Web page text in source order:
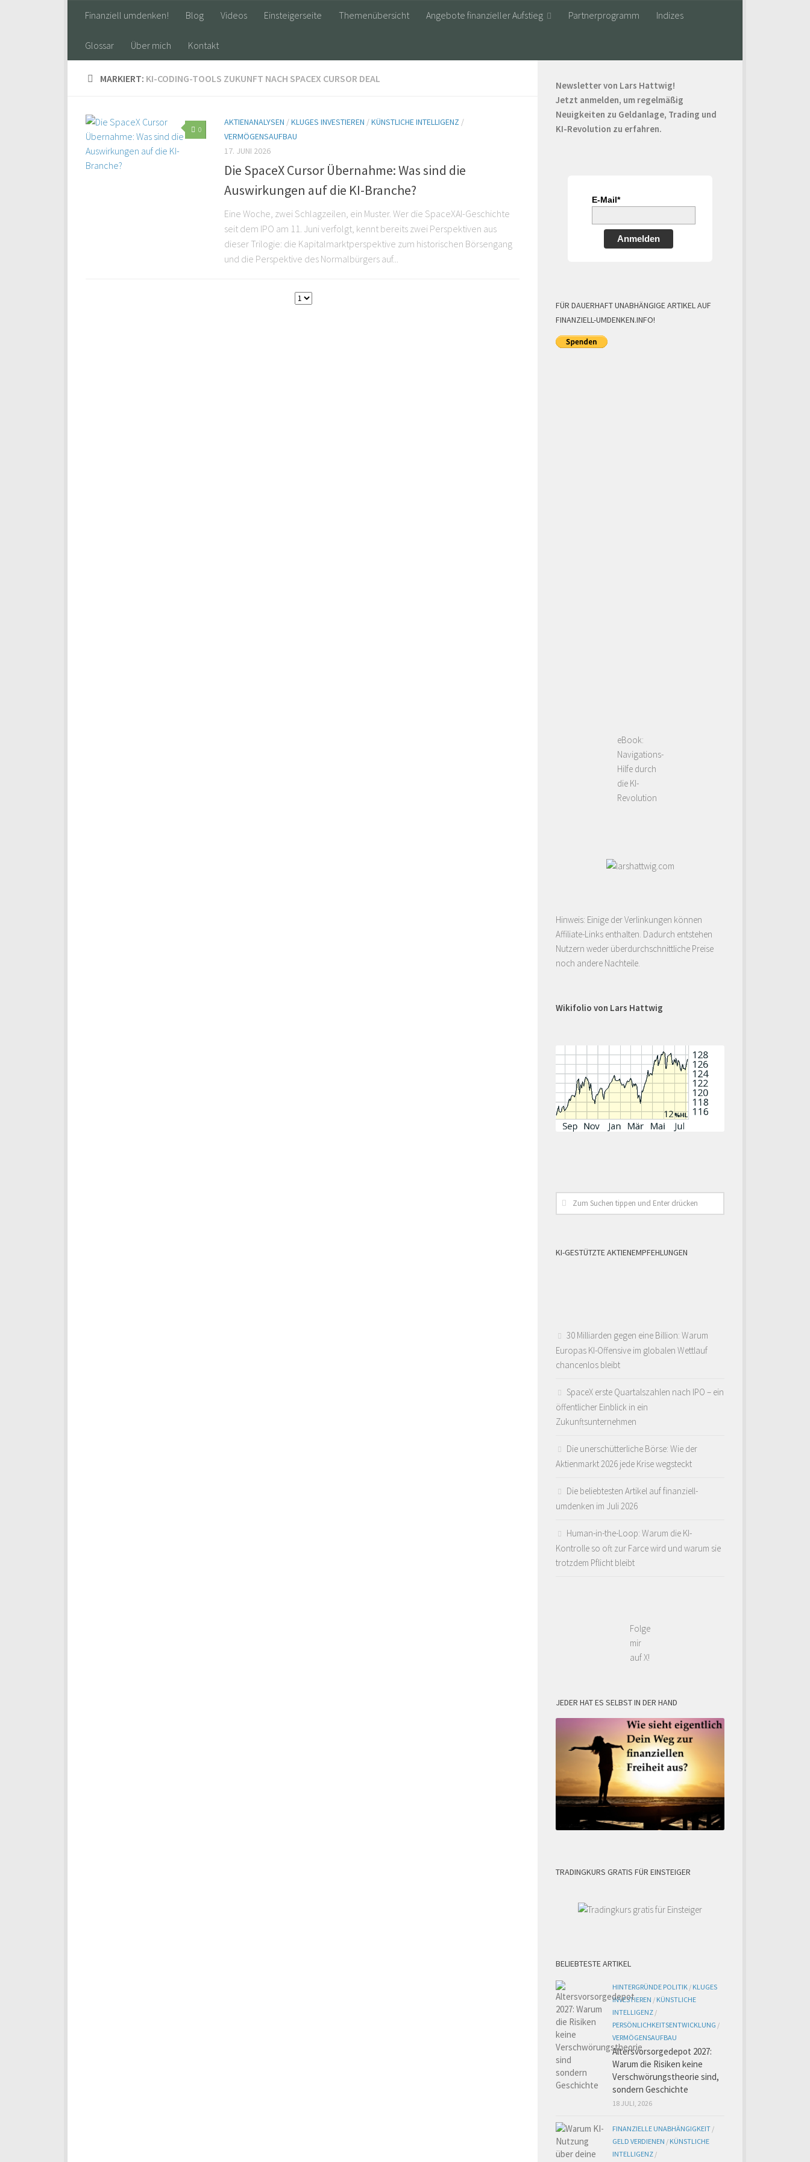
Finanziell umdenken! Blog Videos Einsteigerseite Themenübersicht Angebote finanzieller Aufstieg Partnerprogramm Indizes
Glossar Über mich Kontakt
MARKIERT: KI-CODING-TOOLS ZUKUNFT NACH SPACEX CURSOR DEAL
0
AKTIENANALYSEN /KLUGES INVESTIEREN /KÜNSTLICHE INTELLIGENZ /
VERMÖGENSAUFBAU
17. JUNI 2026
Die SpaceX Cursor Übernahme: Was sind die
Auswirkungen auf die KI-Branche?
Eine Woche, zwei Schlagzeilen, ein Muster. Wer die SpaceXAI-Geschichte
seit dem IPO am 11. Juni verfolgt, kennt bereits zwei Perspektiven aus
dieser Trilogie: die Kapitalmarktperspektive zum historischen Börsengang
und die Perspektive des Normalbürgers auf...
Newsletter von Lars Hattwig!
Jetzt anmelden, um regelmäßig
Neuigkeiten zu Geldanlage, Trading und
KI-Revolution zu erfahren.
E-Mail*
Anmelden
FÜR DAUERHAFT UNABHÄNGIGE ARTIKEL AUF
FINANZIELL-UMDENKEN.INFO!
eBook:
Navigations-
Hilfe durch
die KI-
Revolution
Hinweis: Einige der Verlinkungen können
Affiliate-Links enthalten. Dadurch entstehen
Nutzern weder überdurchschnittliche Preise
noch andere Nachteile.
Wikifolio von Lars Hattwig
KI-GESTÜTZTE AKTIENEMPFEHLUNGEN
30 Milliarden gegen eine Billion: Warum
Europas KI-Offensive im globalen Wettlauf
chancenlos bleibt
SpaceX erste Quartalszahlen nach IPO – ein
öffentlicher Einblick in ein
Zukunftsunternehmen
Die unerschütterliche Börse: Wie der
Aktienmarkt 2026 jede Krise wegsteckt
Die beliebtesten Artikel auf finanziell-
umdenken im Juli 2026
Human-in-the-Loop: Warum die KI-
Kontrolle so oft zur Farce wird und warum sie
trotzdem Pflicht bleibt
Folge
mir
auf X!
JEDER HAT ES SELBST IN DER HAND
TRADINGKURS GRATIS FÜR EINSTEIGER
BELIEBTESTE ARTIKEL
HINTERGRÜNDE POLITIK / KLUGES
INVESTIEREN / KÜNSTLICHE
INTELLIGENZ /
PERSÖNLICHKEITSENTWICKLUNG /
VERMÖGENSAUFBAU
Altersvorsorgedepot 2027:
Warum die Risiken keine
Verschwörungstheorie sind,
sondern Geschichte
18 JULI, 2026
FINANZIELLE UNABHÄNGIGKEIT /
GELD VERDIENEN / KÜNSTLICHE
INTELLIGENZ /